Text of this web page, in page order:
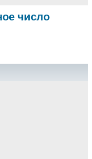
число